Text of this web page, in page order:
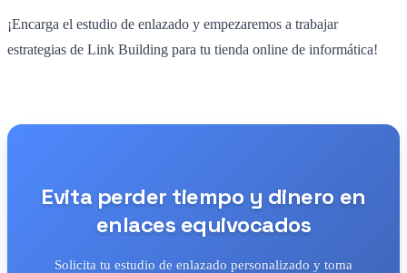
¡Encarga el estudio de enlazado y empezaremos a trabajar
estrategias de Link Building para tu tienda online de informática!
Evita perder tiempo y dinero en
enlaces equivocados
Solicita tu estudio de enlazado personalizado y toma